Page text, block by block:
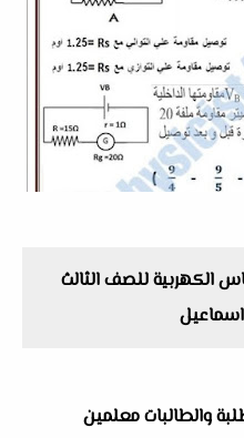
الكهربية للصف الثالث
والطالبات معلمين